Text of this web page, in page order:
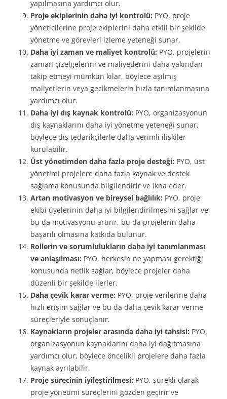
yapılmasına yardımcı olur.
Proje ekiplerinin daha iyi kontrolü: PYO, proje
yöneticilerine proje ekiplerini daha etkili bir şekilde
yönetme ve görevleri izleme yeteneği sunar.
Daha iyi zaman ve maliyet kontrolü: PYO, projelerin
zaman çizelgelerini ve maliyetlerini daha yakından
takip etmeyi mümkün kılar, böylece aşılmış
maliyetlerin veya gecikmelerin hızla tanımlanmasına
yardımcı olur.
Daha iyi dış kaynak kontrolü: PYO, organizasyonun
dış kaynaklarını daha iyi yönetme yeteneği sunar,
böylece dış tedarikçilerle daha verimli ilişkiler
kurulabilir.
Üst yönetimden daha fazla proje desteği: PYO, üst
yönetimi projelere daha fazla kaynak ve destek
sağlama konusunda bilgilendirir ve ikna eder.
Artan motivasyon ve bireysel bağlılık: PYO, proje
ekibi üyelerinin daha iyi bilgilendirilmesini sağlar ve
bu da motivasyonu artırır, bu da projelerin daha
başarılı olmasına katkıda bulunur.
Rollerin ve sorumlulukların daha iyi tanımlanması
ve anlaşılması: PYO, herkesin ne yapması gerektiği
konusunda netlik sağlar, böylece projeler daha
düzenli bir şekilde ilerler.
Daha çevik karar verme: PYO, proje verilerine daha
hızlı erişim sağlar ve bu da daha çevik karar verme
süreçleriyle sonuçlanır.
Kaynakların projeler arasında daha iyi tahsisi: PYO,
organizasyonun kaynaklarını daha iyi dağıtmasına
yardımcı olur, böylece öncelikli projelere daha fazla
kaynak ayrılabilir.
Proje sürecinin iyileştirilmesi: PYO, sürekli olarak
proje yönetimi süreçlerini gözden geçirir ve